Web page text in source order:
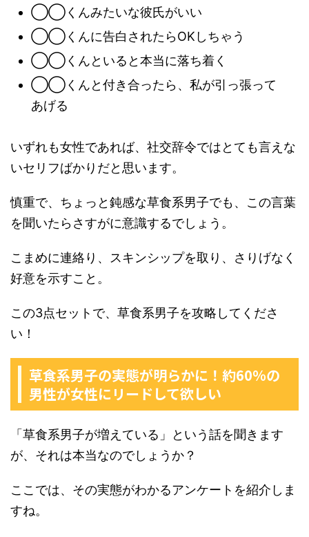
◯◯くんみたいな彼氏がいい
◯◯くんに告白されたらOKしちゃう
◯◯くんといると本当に落ち着く
◯◯くんと付き合ったら、私が引っ張って
あげる
いずれも女性であれば、社交辞令ではとても言えな
いセリフばかりだと思います。
慎重で、ちょっと鈍感な草食系男子でも、この言葉
を聞いたらさすがに意識するでしょう。
こまめに連絡り、スキンシップを取り、さりげなく
好意を示すこと。
この3点セットで、草食系男子を攻略してくださ
い！
草食系男子の実態が明らかに！約60％の
男性が女性にリードして欲しい
「草食系男子が増えている」という話を聞きます
が、それは本当なのでしょうか？
ここでは、その実態がわかるアンケートを紹介しま
すね。